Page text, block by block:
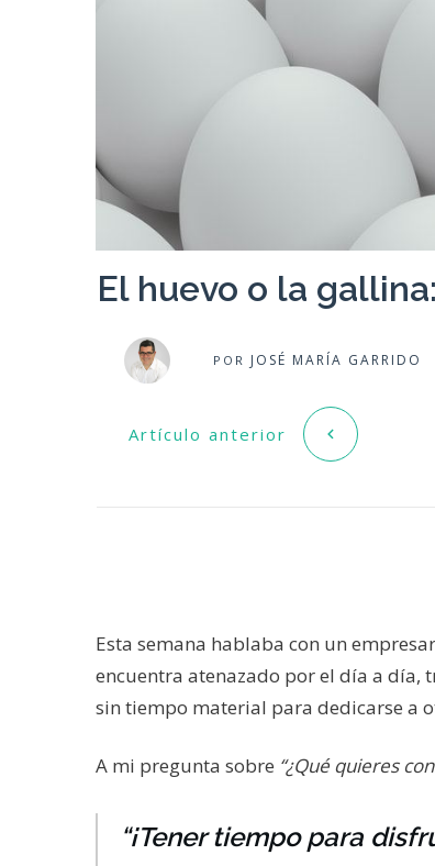
El huevo o la
POR JOSÉ MARÍA GARRIDO
Artículo anterior
Esta semana hablaba con un
encuentra atenazado por el día a día,
sin tiempo material para dedicarse a
A mi pregunta sobre “¿Qué quieres
“¡Tener tiempo para